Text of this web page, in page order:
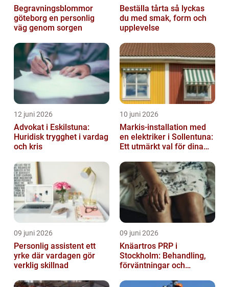
Begravningsblommor
göteborg en personlig
väg genom sorgen
Beställa tårta så lyckas
du med smak, form och
upplevelse
12 juni 2026
Advokat i Eskilstuna:
Huridisk trygghet i vardag
och kris
10 juni 2026
Markis-installation med
en elektriker i Sollentuna:
Ett utmärkt val för dina
09 juni 2026
Personlig assistent ett
yrke där vardagen gör
verklig skillnad
09 juni 2026
Knäartros PRP i
Stockholm: Behandling,
förväntningar och